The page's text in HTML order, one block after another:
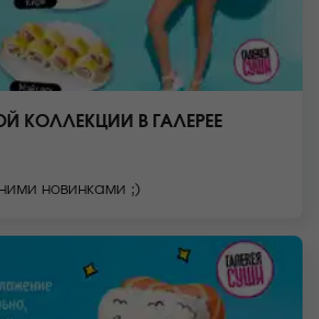
КОЛЛЕКЦИИ В ГАЛЕРЕЕ
новинками ;)